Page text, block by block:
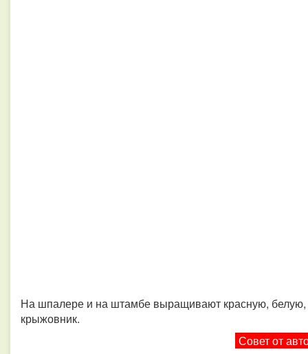
На шпалере и на штамбе выращивают красную,
крыжовник.
Совет от